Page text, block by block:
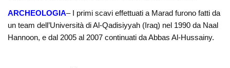
ARCHEOLOGIA– I primi scavi effettuati a Marad furono fatti da
un team dell’Università di Al-Qadisiyyah (Iraq) nel 1990 da Naal
Hannoon, e dal 2005 al 2007 continuati da Abbas Al-Hussainy.